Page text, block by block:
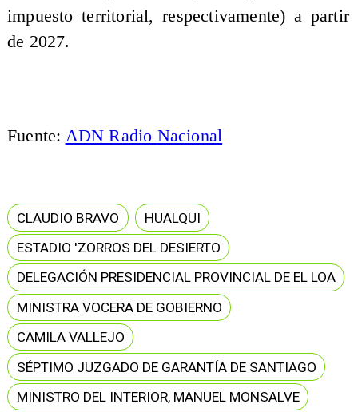
impuesto territorial, respectivamente) a partir
de 2027.
Fuente: ADN Radio Nacional
CLAUDIO BRAVO
HUALQUI
ESTADIO 'ZORROS DEL DESIERTO
DELEGACIÓN PRESIDENCIAL PROVINCIAL DE EL LOA
MINISTRA VOCERA DE GOBIERNO
CAMILA VALLEJO
SÉPTIMO JUZGADO DE GARANTÍA DE SANTIAGO
MINISTRO DEL INTERIOR, MANUEL MONSALVE